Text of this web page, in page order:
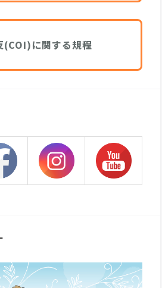
(COI)に関する規程